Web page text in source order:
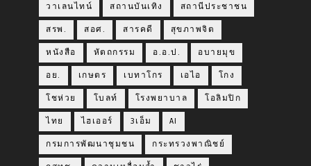
วาเลนไทน์ สถานบันเทิง สถานีประชาชน
สรพ. สอศ. สารคดี สุขภาพจิต
หนังสือ หัตถกรรม อ.อ.ป. อบายมุข
อย. เกษตร เบทาโกร เอไอ โกง
โชห่วย โบลท์ โรงพยาบาล โอลิมปิก
ไทย ไฮเออร์ 3เอ็ม AI
กรมการพัฒนาชุมชน กระทรวงพาณิชย์